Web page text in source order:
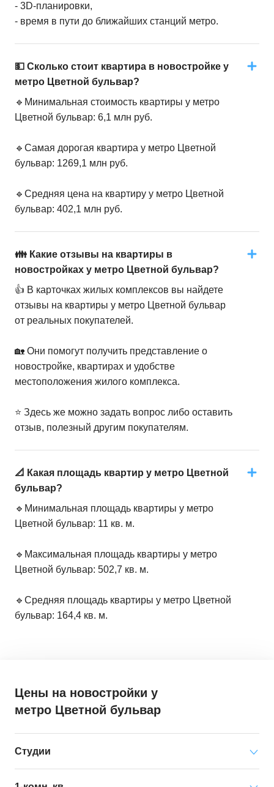
- 3D-планировки,
- время в пути до ближайших станций метро.
💵 Сколько стоит квартира в новостройке у
метро Цветной бульвар?
🔹Минимальная стоимость квартиры у метро
Цветной бульвар: 6,1 млн руб.
🔹Самая дорогая квартира у метро Цветной
бульвар: 1269,1 млн руб.
🔹Средняя цена на квартиру у метро Цветной
бульвар: 402,1 млн руб.
👪 Какие отзывы на квартиры в
новостройках у метро Цветной бульвар?
👍 В карточках жилых комплексов вы найдете
отзывы на квартиры у метро Цветной бульвар
от реальных покупателей.
🏡 Они помогут получить представление о
новостройке, квартирах и удобстве
местоположения жилого комплекса.
⭐️ Здесь же можно задать вопрос либо оставить
отзыв, полезный другим покупателям.
📐 Какая площадь квартир у метро Цветной
бульвар?
🔹Минимальная площадь квартиры у метро
Цветной бульвар: 11 кв. м.
🔹Максимальная площадь квартиры у метро
Цветной бульвар: 502,7 кв. м.
🔹Средняя площадь квартиры у метро Цветной
бульвар: 164,4 кв. м.
Цены на новостройки у
метро Цветной бульвар
Студии